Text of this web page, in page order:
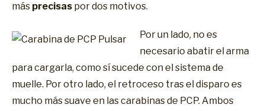
más precisas por dos motivos.
Por un lado, no es
necesario abatir el arma
para cargarla, como sí sucede con el sistema de
muelle. Por otro lado, el retroceso tras el disparo es
mucho más suave en las carabinas de PCP. Ambos